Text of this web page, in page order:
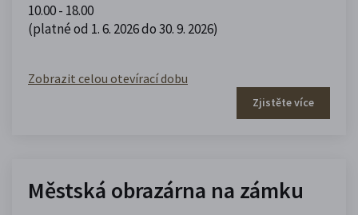
10.00 - 18.00
(platné od 1. 6. 2026 do 30. 9. 2026)
Zobrazit celou otevírací dobu
Zjistěte více
Městská obrazárna na zámku